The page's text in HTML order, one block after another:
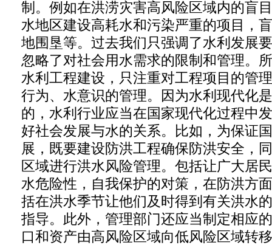
制。例如在洪涝灾害高风险区域内的盲
水地区建设高耗水和污染严重的项目，
地围垦等。过去我们只强调了水利发展
忽略了对社会用水需求的限制和管理。
水利工程建设，只注重对工程项目的管
行为、水意识的管理。因为水利现代化
的，水利行业应当在国家现代化过程中
好社会发展与水的关系。比如，为保证
展，既要建设防洪工程确保防洪安全，
区域进行洪水风险管理。包括让广大居
水危险性，自我保护的对策，在防洪方
括在洪水季节让他们及时得到有关洪水
指导。此外，管理部门还应当制定相应
口和资产由高风险区域向低风险区域转